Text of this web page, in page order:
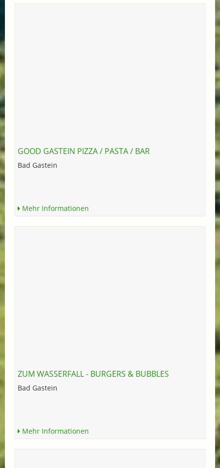
GOOD GASTEIN PIZZA / PASTA / BAR
Bad Gastein
Mehr Informationen
ZUM WASSERFALL - BURGERS & BUBBLES
Bad Gastein
Mehr Informationen